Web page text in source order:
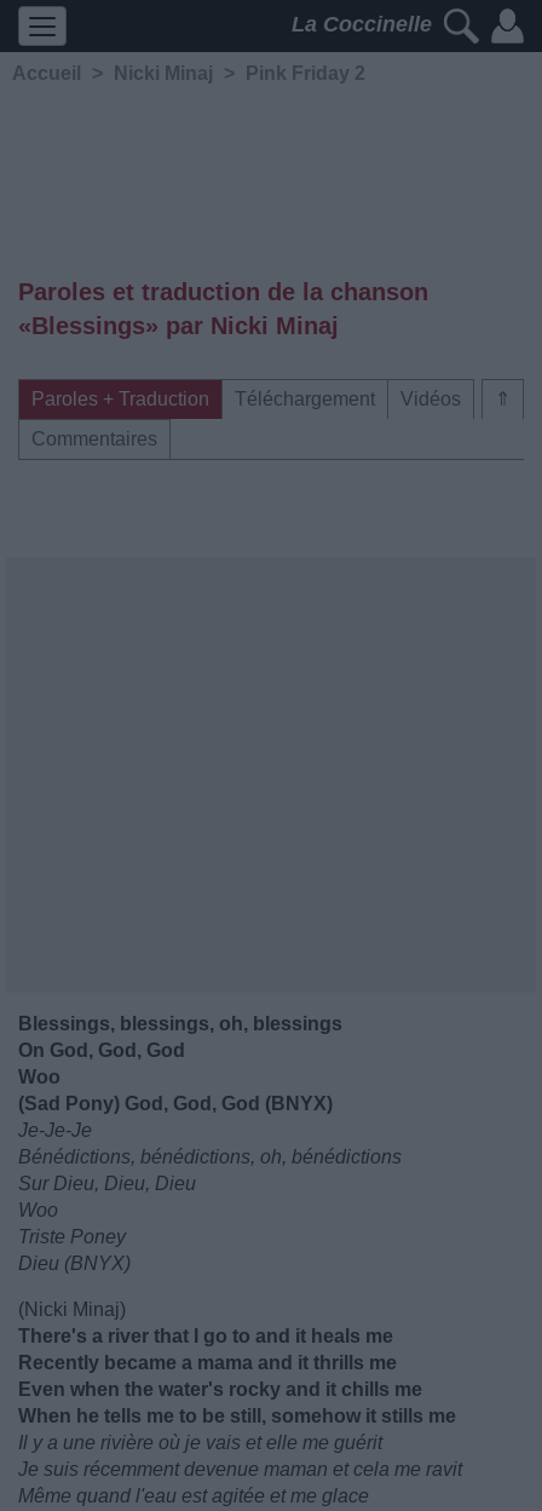
La Coccinelle
Accueil > Nicki Minaj > Pink Friday 2
Paroles et traduction de la chanson
«Blessings» par Nicki Minaj
⇑
Paroles + Traduction Téléchargement
Vidéos
Commentaires
Blessings, blessings, oh, blessings
On God, God, God
Woo
(Sad Pony) God, God, God (BNYX)
Je-Je-Je
Bénédictions, bénédictions, oh, bénédictions
Sur Dieu, Dieu, Dieu
Woo
Triste Poney
Dieu (BNYX)
(Nicki Minaj)
There's a river that I go to and it heals me
Recently became a mama and it thrills me
Even when the water's rocky and it chills me
When he tells me to be still, somehow it stills me
Il y a une rivière où je vais et elle me guérit
Je suis récemment devenue maman et cela me ravit
Même quand l'eau est agitée et me glace